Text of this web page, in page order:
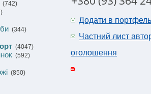
(742)
(344)
(4047)
(592)
(850)
Додати в портфель
Частний лист
оголошення